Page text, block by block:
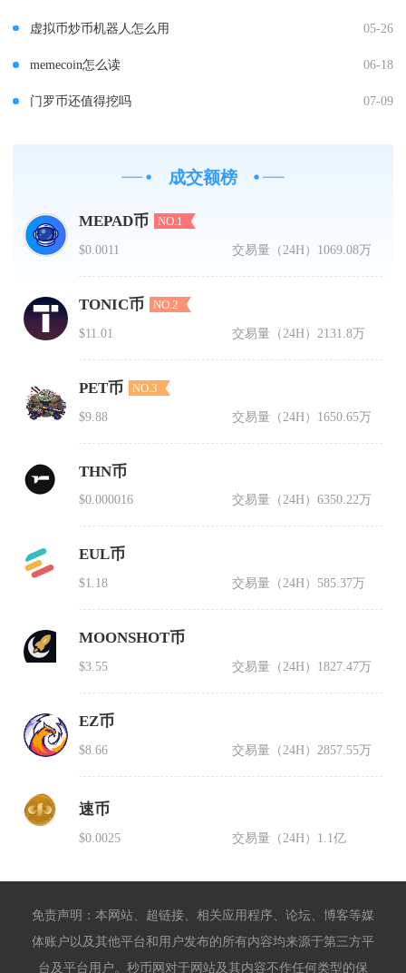
虚拟币炒币机器人怎么用 05-26
memecoin怎么读 06-18
门罗币还值得挖吗 07-09
成交额榜
MEPAD币 NO.1
$0.0011 交易量（24H） 1069.08万
TONIC币 NO.2
$11.01 交易量（24H） 2131.8万
PET币 NO.3
$9.88 交易量（24H） 1650.65万
THN币
$0.000016 交易量（24H）6350.22万
EUL币
$1.18 交易量（24H） 585.37万
MOONSHOT币
$3.55 交易量（24H） 1827.47万
EZ币
$8.66 交易量（24H） 2857.55万
速币
$0.0025 交易量（24H） 1.1亿
免责声明：本网站、超链接、相关应用程序、论坛、博客等媒
体账户以及其他平台和用户发布的所有内容均来源于第三方平
台及平台用户。秒币网对于网站及其内容不作任何类型的保